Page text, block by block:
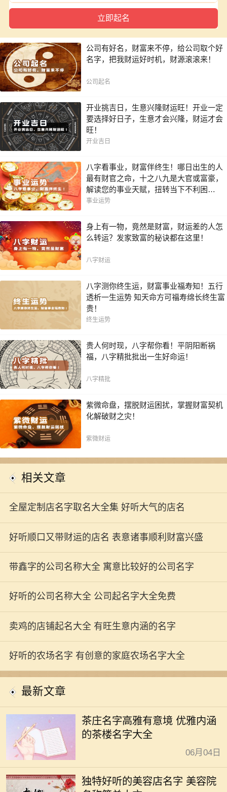
公司有好名，财富来不停，给公司取个好
名字，把我财运好时机，财源滚滚来！
公司起名
开业挑吉日，生意兴隆财运旺！开业一定
要选择好日子，生意才会兴隆，财运才会
旺！
开业吉日
八字看事业，财富伴终生！哪日出生的人
最有财官之命，十之八九是大官或富豪，
解读您的事业天赋，扭转当下不利困
局！！
事业运势
身上有一物，竟然是财富，财运差的人怎
么转运？发家致富的秘诀都在这里！
八字财运
八字测你终生运，财富事业福寿知！五行
透析一生运势 知天命方可福寿绵长终生富
贵！
终生运势
贵人何时现，八字帮你看！平阴阳断祸
福，八字精批批出一生好命运！
八字精批
紫微命盘，摆脱财运困扰，掌握财富契机
化解破财之灾！
紫微财运
相关文章
全屋定制店名字取名大全集 好听大气的店名
好听顺口又带财运的店名 表意诸事顺利财富兴盛
带鑫字的公司名称大全 寓意比较好的公司名字
好听的公司名称大全 公司起名字大全免费
卖鸡的店铺起名大全 有旺生意内涵的名字
好听的农场名字 有创意的家庭农场名字大全
最新文章
茶庄名字高雅有意境 优雅内涵
的茶楼名字大全
06月04日
独特好听的美容店名字 美容院